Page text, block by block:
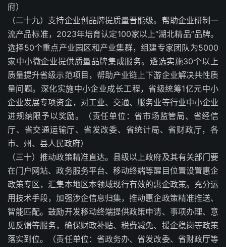
府）
（二十九）支持企业创品牌提质量晋能级。帮助企业研制一
流产品标准，2023年培育认定100家以上“湖北精品”品牌。
选择50个重点产业园区和产业集群，组建专家团队为5000
家中小微企业提供质量品牌集成服务。遴选实施30个以上
质量提升省级示范项目，帮助产业链上下游企业解决共性质
量问题。深化实施中小企业成长工程，省级统筹1亿元中小
企业发展专项资金，对工业、交通、服务业等行业中小企业
进规纳限予以奖励。（责任单位：省市场监管局、省经信
厅、省交通运输厅、省发改委、省统计局、省财政厅，各
市、州、县人民政府）
（三十）推动政策精准直达。县级以上政府及其有关部门要
在门户网站、政务服务平台、移动终端等醒目位置设置惠企
政策专区，汇集本地区本领域现行有效的惠企政策。充分运
用技术手段，加强涉企信息归集，推动惠企政策精准推送、
智能匹配。鼓励开发移动终端提供政策申请、事项办理、意
见反馈等服务，确保财政补贴、税费减免、援企稳岗等政策
落实到位。（责任单位：省政务办、省发改委、省财政厅等